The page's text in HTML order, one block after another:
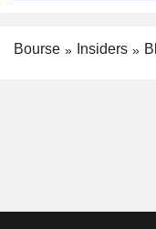
Bourse Insiders